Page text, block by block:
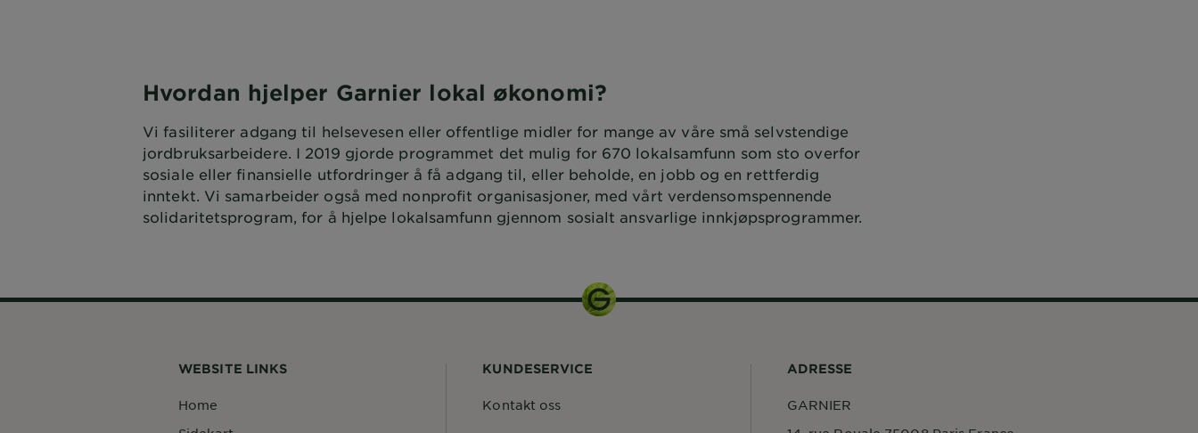
Hvordan hjelper Garnier lokal økonomi?
Vi fasiliterer adgang til helsevesen eller offentlige midler for mange av våre små selvstendige
jordbruksarbeidere. I 2019 gjorde programmet det mulig for 670 lokalsamfunn som sto overfor
sosiale eller finansielle utfordringer å få adgang til, eller beholde, en jobb og en rettferdig
inntekt. Vi samarbeider også med nonprofit organisasjoner, med vårt verdensomspennende
solidaritetsprogram, for å hjelpe lokalsamfunn gjennom sosialt ansvarlige innkjøpsprogrammer.
WEBSITE LINKS
Home
KUNDESERVICE
Kontakt oss
ADRESSE
GARNIER